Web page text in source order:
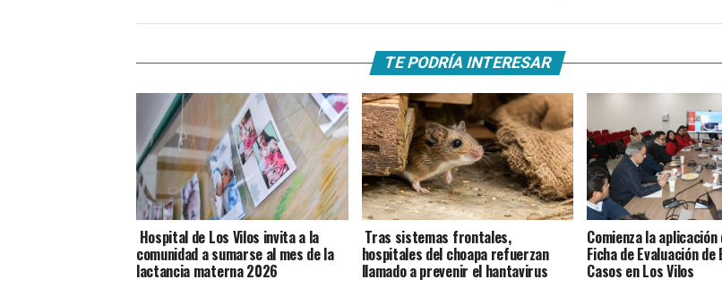
TE PODRÍA INTERESAR
Hospital de Los Vilos invita a la
comunidad a sumarse al mes de la
lactancia materna 2026
Tras sistemas frontales,
hospitales del choapa refuerzan
llamado a prevenir el hantavirus
Comienza la
Ficha de Evaluación de
Casos en Los Vilos